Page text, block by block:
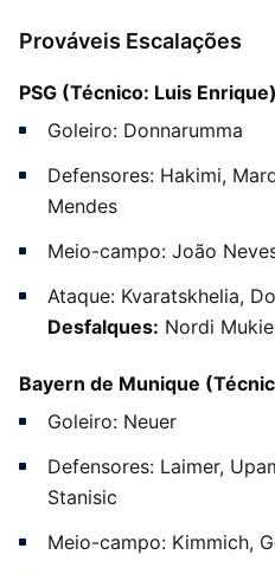
Prováveis Escalações
PSG (Técnico: Luis Enrique)
Goleiro: Donnarumma
Defensores: Hakimi,
Mendes
Meio-campo: João
Ataque: Kvaratskhelia,
Desfalques: Nordi
Bayern de Munique
Goleiro: Neuer
Defensores: Laimer,
Stanisic
Meio-campo: Kimmich,